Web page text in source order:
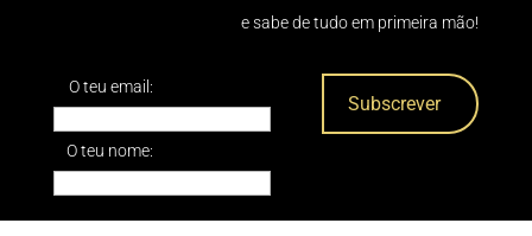
e sabe de tudo em primeira mão!
O teu email:
O teu nome: